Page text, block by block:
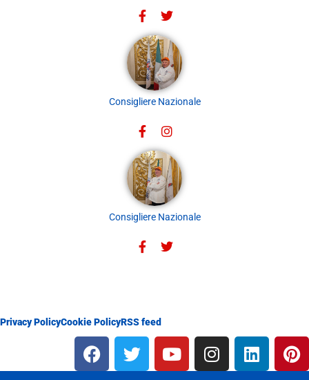
Consigliere Nazionale
Consigliere Nazionale
Privacy PolicyCookie PolicyRSS feed